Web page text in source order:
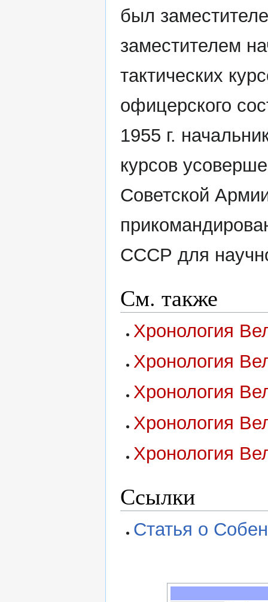
был
заместителем
тактических
офицерского
1955 г.
курсов
Советской
СССР для
См. также
Хронология
Хронология
Хронология
Хронология
Хронология
Ссылки
Статья о